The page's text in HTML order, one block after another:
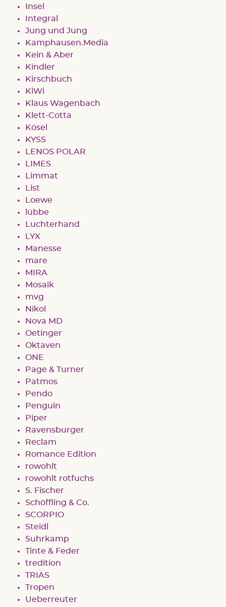
Insel
Integral
Jung und Jung
Kamphausen.Media
Kein & Aber
Kindler
Kirschbuch
KiWi
Klaus Wagenbach
Klett-Cotta
Kösel
KYSS
LENOS POLAR
LIMES
Limmat
List
Loewe
lübbe
Luchterhand
LYX
Manesse
mare
MIRA
Mosaik
mvg
Nikol
Nova MD
Oetinger
Oktaven
ONE
Page & Turner
Patmos
Pendo
Penguin
Piper
Ravensburger
Reclam
Romance Edition
rowohlt
rowohlt rotfuchs
S. Fischer
Schöffling & Co.
SCORPIO
Steidl
Suhrkamp
Tinte & Feder
tredition
TRIAS
Tropen
Ueberreuter